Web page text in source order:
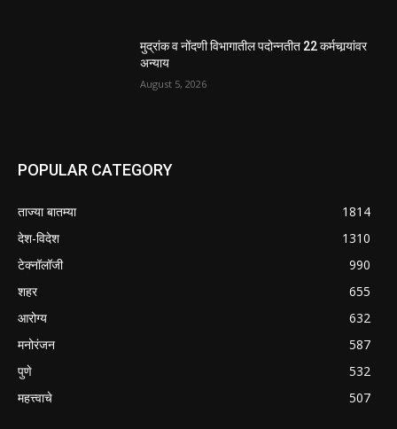
मुद्रांक व नोंदणी विभागातील पदोन्नतीत 22 कर्मचार्‍यांवर
अन्याय
August 5, 2026
POPULAR CATEGORY
ताज्या बातम्या
1814
देश-विदेश
1310
टेक्नॉलॉजी
990
शहर
655
आरोग्य
632
मनोरंजन
587
पुणे
532
महत्त्वाचे
507